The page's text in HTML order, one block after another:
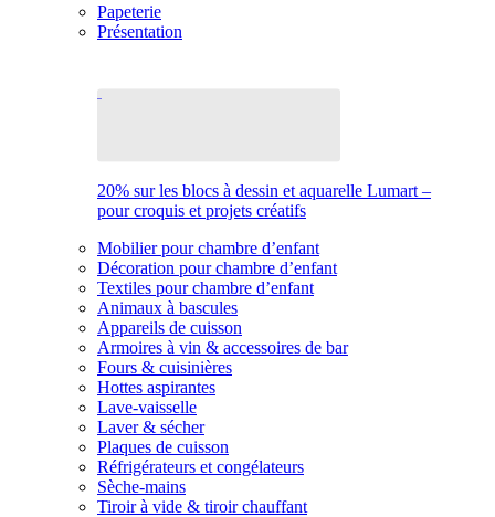
Papeterie
Présentation
20% sur les blocs à dessin et aquarelle Lumart –
pour croquis et projets créatifs
Mobilier pour chambre d’enfant
Décoration pour chambre d’enfant
Textiles pour chambre d’enfant
Animaux à bascules
Appareils de cuisson
Armoires à vin & accessoires de bar
Fours & cuisinières
Hottes aspirantes
Lave-vaisselle
Laver & sécher
Plaques de cuisson
Réfrigérateurs et congélateurs
Sèche-mains
Tiroir à vide & tiroir chauffant